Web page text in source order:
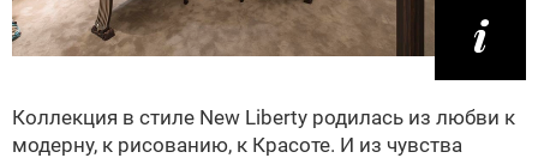
Коллекция в стиле New Liberty родилась из любви к
модерну, к рисованию, к Красоте. И из чувства